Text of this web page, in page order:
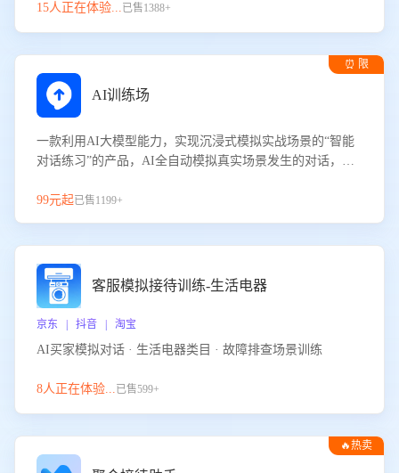
15人正在体验...已售1388+
⏰ 限
AI训练场
一款利用AI大模型能力，实现沉浸式模拟实战场景的“智能
对话练习”的产品，AI全自动模拟真实场景发生的对话，企
服能力。
99元起已售1199+
客服模拟接待训练-生活电器
京东 | 抖音 | 淘宝
AI买家模拟对话 · 生活电器类目 · 故障排查场景训练
8人正在体验...已售599+
🔥热卖